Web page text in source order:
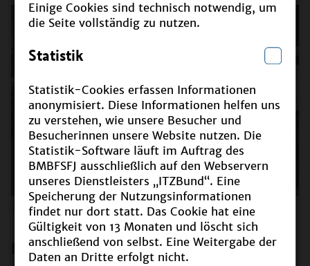
Einige Cookies sind technisch notwendig, um
die Seite vollständig zu nutzen.
Statistik
Statistik-Cookies erfassen Informationen
anonymisiert. Diese Informationen helfen uns
zu verstehen, wie unsere Besucher und
Besucherinnen unsere Website nutzen. Die
Statistik-Software läuft im Auftrag des
BMBFSFJ ausschließlich auf den Webservern
unseres Dienstleisters „ITZBund“. Eine
Speicherung der Nutzungsinformationen
findet nur dort statt. Das Cookie hat eine
Gültigkeit von 13 Monaten und löscht sich
anschließend von selbst. Eine Weitergabe der
Daten an Dritte erfolgt nicht.
Stiftung Bildung, Christopher Zentgraf – youpaN 2022
Mission Jugendbeteiligung